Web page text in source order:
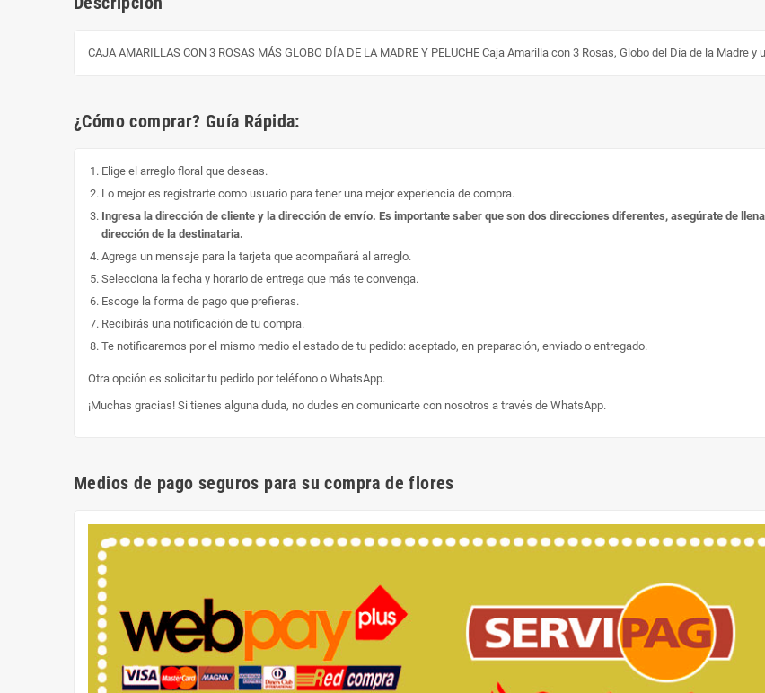
CAJA AMARILLAS CON 3 ROSAS MÁS GLOBO DÍA DE LA MADRE Y PELUCHE Caja Amarilla con 3 Rosas, Globo del Día de la Madre y
¿Cómo comprar? Guía Rápida:
Elige el arreglo floral que deseas.
Lo mejor es registrarte como usuario para tener una mejor experiencia de compra.
Ingresa la dirección de cliente y la dirección de envío. Es importante saber que son dos direcciones diferentes, asegúrate de
dirección de la destinataria.
Agrega un mensaje para la tarjeta que acompañará al arreglo.
Selecciona la fecha y horario de entrega que más te convenga.
Escoge la forma de pago que prefieras.
Recibirás una notificación de tu compra.
Te notificaremos por el mismo medio el estado de tu pedido: aceptado, en preparación, enviado o entregado.
Otra opción es solicitar tu pedido por teléfono o WhatsApp.
¡Muchas gracias! Si tienes alguna duda, no dudes en comunicarte con nosotros a través de WhatsApp.
Medios de pago seguros para su compra de flores